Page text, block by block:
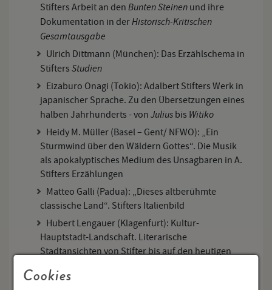
Stifters Arbeit an den Bunten Steinen und ihre
Dokumentation in derHistorisch-Kritischen
Gesamtausgabe
Ulrich Dittmann (München): Das Erzählschema in
Stifters Studien
Eizaburo Onagi (Tokio): Adalbert Stifters Werk in
japanischer Sprache. Zu den Übersetzungen eines
halben Jahrhunderts - von Julius bis Witiko
Heidy M. Müller (Basel – Gent/ NFWO): „Ein
Sturmwind über den Wäldern Gottes“. Die Musik
als apokalyptisches Medium des Unsagbaren in A.
Stifters Erzählungen
Matteo Galli (Padua): „Dieses altberühmte
classische Land“. Stifters Italienbild
Hubert Lengauer (Klagenfurt): Kultur-
Hauptstadt-Landschaft. Literarische
Stadtansichten von Stifter bis auf den heutigen
Arthur Brande (Berlin): „Den Wald zu reinerer
Cookies